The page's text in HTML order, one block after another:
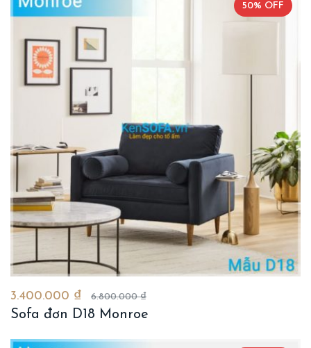
50% OFF
3.400.000 ₫ 6.800.000 ₫
Sofa đơn D18 Monroe